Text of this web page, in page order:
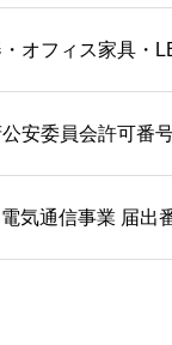
オフィス家具
安委員会許可番
気通信事業 届出